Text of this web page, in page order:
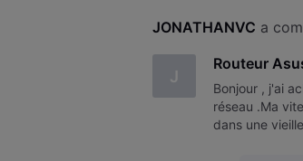
JONATHANVC a
J
Routeur
Bonjour , j'ai
réseau .Ma
dans une